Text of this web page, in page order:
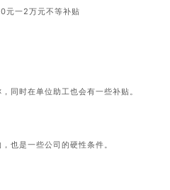
元一2万元不等补贴
同时在单位助工也会有一些补贴。
也是一些公司的硬性条件。